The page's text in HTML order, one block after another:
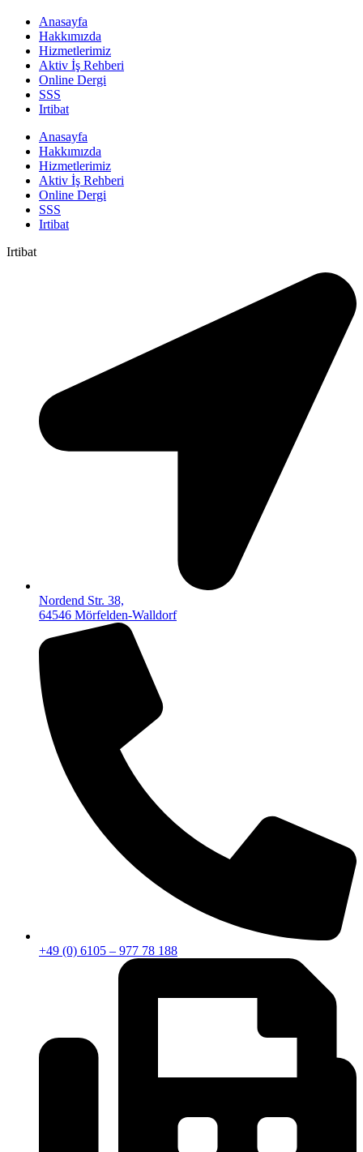
Anasayfa
Hakkımızda
Hizmetlerimiz
Aktiv İş Rehberi
Online Dergi
SSS
Irtibat
Anasayfa
Hakkımızda
Hizmetlerimiz
Aktiv İş Rehberi
Online Dergi
SSS
Irtibat
Irtibat
Nordend Str. 38,
64546 Mörfelden-Walldorf
+49 (0) 6105 – 977 78 188